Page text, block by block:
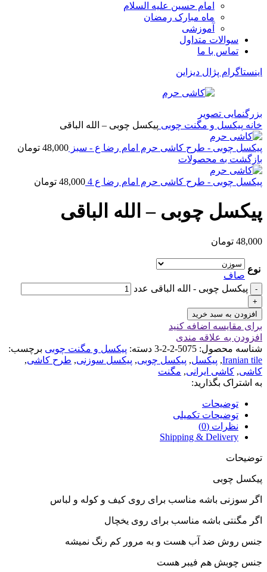
امام حسین علیه السلام
ماه مبارک رمضان
آموزشی
سوالات متداول
تماس با ما
اینستاگرام پژال دیزاین
بزرگنمایی تصویر
خانه پیکسل و مگنت چوبی پیکسل چوبی – الله الباقی
پیکسل چوبی - طرح کاشی حرم امام رضا ع - سبز 48,000 تومان
بازگشت به محصولات
پیکسل چوبی - طرح کاشی حرم امام رضا ع 4 48,000 تومان
پیکسل چوبی – الله الباقی
48,000 تومان
نوع
صاف
پیکسل چوبی - الله الباقی عدد
افزودن به سبد خرید
برای مقایسه اضافه کنید
افزودن به علاقه مندی
شناسه محصول: 5075-2-2-3 دسته: پیکسل و مگنت چوبی برچسب:
Iranian tile
, پیکسل, پیکسل چوبی, پیکسل سوزنی, طرح کاشی,
کاشی, کاشی ایرانی, مگنت
به اشتراک بگذارید:
توضیحات
توضیحات تکمیلی
نظرات (0)
Shipping & Delivery
توضیحات
پیکسل چوبی
اگر سوزنی باشه مناسب برای روی کیف و کوله و لباس
اگر مگنتی باشه مناسب برای روی یخچال
جنس روش ضد آب هست و به مرور کم رنگ نمیشه
جنس چوبش هم فیبر هست